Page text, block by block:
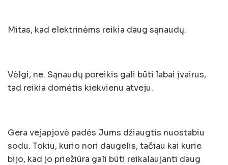
Mitas, kad elektrinėms reikia daug sąnaudų.
Vėlgi, ne. Sąnaudų poreikis gali būti labai įvairus,
tad reikia domėtis kiekvienu atveju.
Gera vejapjovė padės Jums džiaugtis nuostabiu
sodu. Tokiu, kurio nori daugelis, tačiau kai kurie
bijo, kad jo priežiūra gali būti reikalaujanti daug